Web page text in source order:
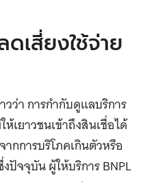
เสี่ยงใช้จ่าย
วว่า การกำกับดูแลบริการ
เยาวชนเข้าถึงสินเชื่อได้
ากการบริโภคเกินตัวหรือ
ปัจจุบัน ผู้ให้บริการ BNPL